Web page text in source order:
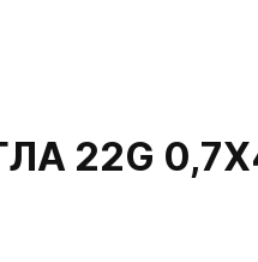
22G